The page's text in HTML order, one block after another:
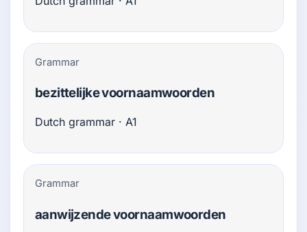
Grammar
bezittelijke voornaamwoorden
Dutch grammar · A1
Grammar
aanwijzende voornaamwoorden